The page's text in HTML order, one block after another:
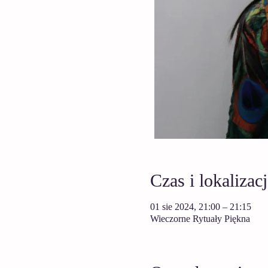
Czas i
01 sie 2024, 21:00 – 21:15
Wieczorne Rytuały Piękna